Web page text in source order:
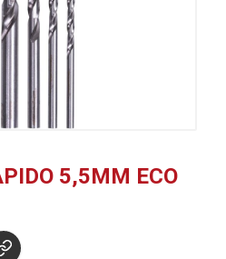
5,5MM ECO